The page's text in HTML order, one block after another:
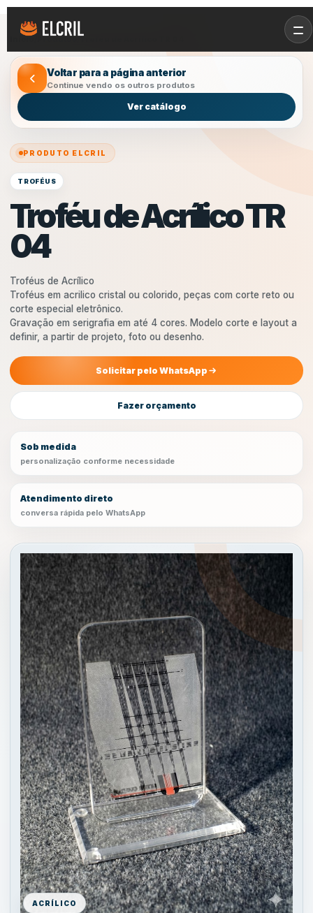
Produtos /Troféu de Acrílico TR 04
Voltar para a página anterior
Continue vendo os outros produtos
Ver catálogo
PRODUTO ELCRIL
TROFÉUS
Troféu de Acrílico TR
04
Troféus de Acrílico
Troféus em acrilico cristal ou colorido, peças com corte reto ou
corte especial eletrônico.
Gravação em serigrafia em até 4 cores. Modelo corte e layout a
definir, a partir de projeto, foto ou desenho.
Solicitar pelo WhatsApp
Fazer orçamento
Sob medida
personalização conforme necessidade
Atendimento direto
conversa rápida pelo WhatsApp
ACRÍLICO